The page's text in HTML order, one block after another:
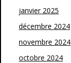
janvier 2025
décembre 2024
novembre 2024
octobre 2024